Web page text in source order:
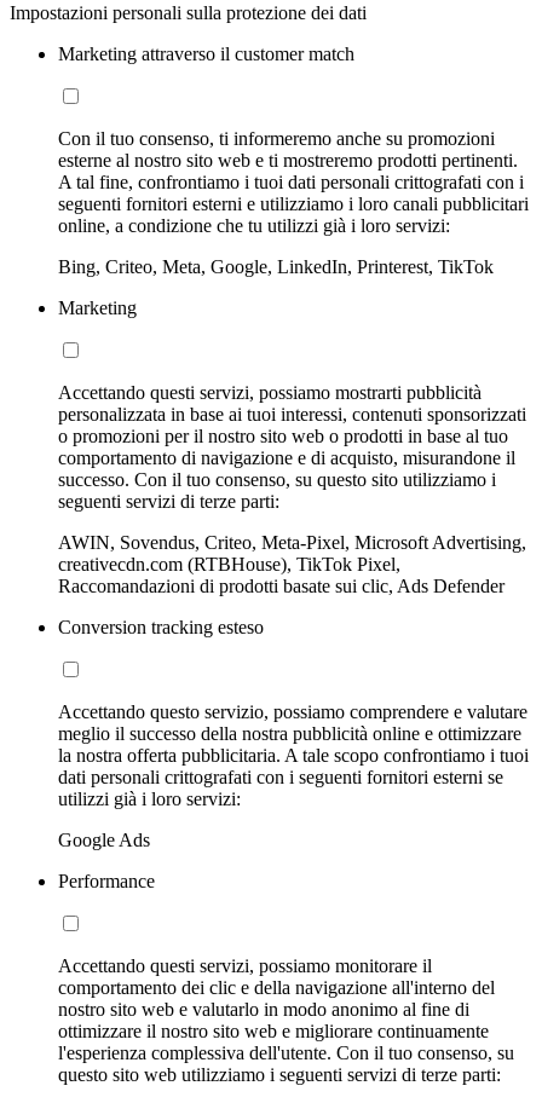
Impostazioni personali sulla protezione dei dati
Marketing attraverso il customer match
Con il tuo consenso, ti informeremo anche su promozioni
esterne al nostro sito web e ti mostreremo prodotti pertinenti.
A tal fine, confrontiamo i tuoi dati personali crittografati con i
seguenti fornitori esterni e utilizziamo i loro canali pubblicitari
online, a condizione che tu utilizzi già i loro servizi:
Bing, Criteo, Meta, Google, LinkedIn, Printerest, TikTok
Marketing
Accettando questi servizi, possiamo mostrarti pubblicità
personalizzata in base ai tuoi interessi, contenuti sponsorizzati
o promozioni per il nostro sito web o prodotti in base al tuo
comportamento di navigazione e di acquisto, misurandone il
successo. Con il tuo consenso, su questo sito utilizziamo i
seguenti servizi di terze parti:
AWIN, Sovendus, Criteo, Meta-Pixel, Microsoft Advertising,
creativecdn.com (RTBHouse), TikTok Pixel,
Raccomandazioni di prodotti basate sui clic, Ads Defender
Conversion tracking esteso
Accettando questo servizio, possiamo comprendere e valutare
meglio il successo della nostra pubblicità online e ottimizzare
la nostra offerta pubblicitaria. A tale scopo confrontiamo i tuoi
dati personali crittografati con i seguenti fornitori esterni se
utilizzi già i loro servizi:
Google Ads
Performance
Accettando questi servizi, possiamo monitorare il
comportamento dei clic e della navigazione all'interno del
nostro sito web e valutarlo in modo anonimo al fine di
ottimizzare il nostro sito web e migliorare continuamente
l'esperienza complessiva dell'utente. Con il tuo consenso, su
questo sito web utilizziamo i seguenti servizi di terze parti: